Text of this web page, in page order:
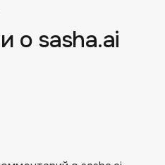
о sasha.ai